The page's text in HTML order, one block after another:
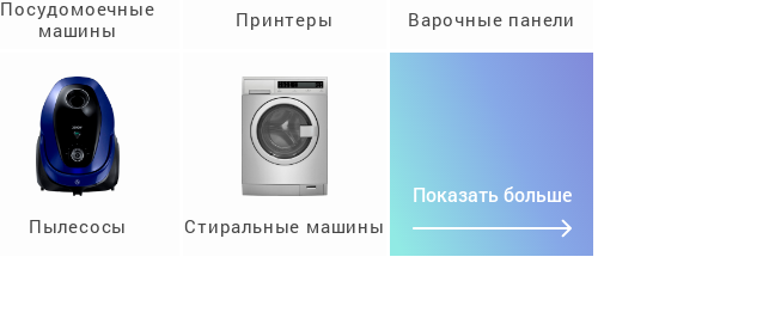
Посудомоечные
машины
Принтеры Варочные панели
Пылесосы Стиральные машины
Показать больше